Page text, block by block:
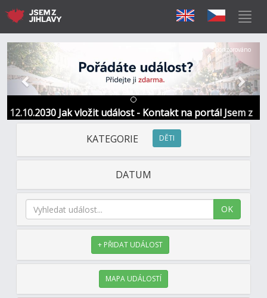
12.10.2030 Jak vložit událost - Kontakt na portál Jsem z
Jihlavy
Předchozí Další
Sponzorováno
KATEGORIE DĚTI
DATUM
OK
+ PŘIDAT UDÁLOST
MAPA UDÁLOSTÍ